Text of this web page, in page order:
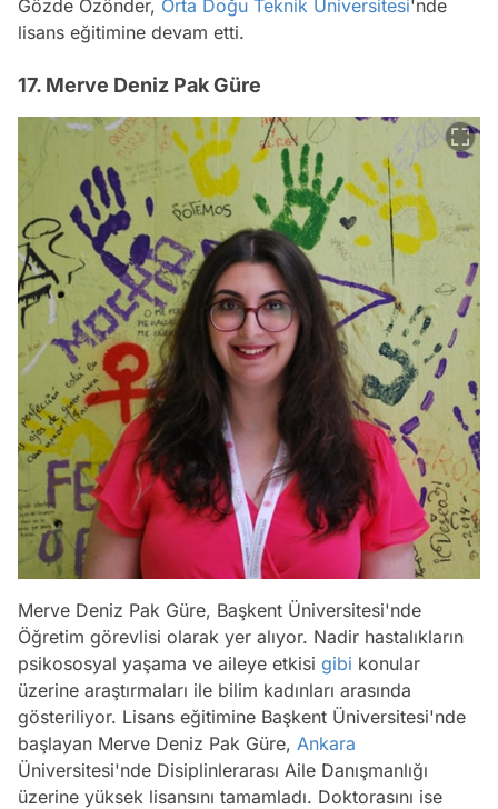
Gözde Özönder, Orta Doğu Teknik Üniversitesi'nde
lisans eğitimine devam etti.
17. Merve Deniz Pak Güre
Merve Deniz Pak Güre, Başkent Üniversitesi'nde
Öğretim görevlisi olarak yer alıyor. Nadir hastalıkların
psikososyal yaşama ve aileye etkisi gibi konular
üzerine araştırmaları ile bilim kadınları arasında
gösteriliyor. Lisans eğitimine Başkent Üniversitesi'nde
başlayan Merve Deniz Pak Güre, Ankara
Üniversitesi'nde Disiplinlerarası Aile Danışmanlığı
üzerine yüksek lisansını tamamladı. Doktorasını ise